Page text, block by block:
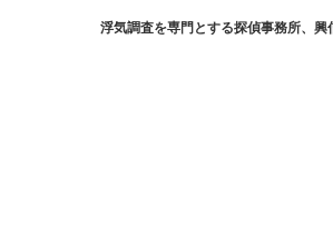
浮気調査を専門とする探偵事務所、興